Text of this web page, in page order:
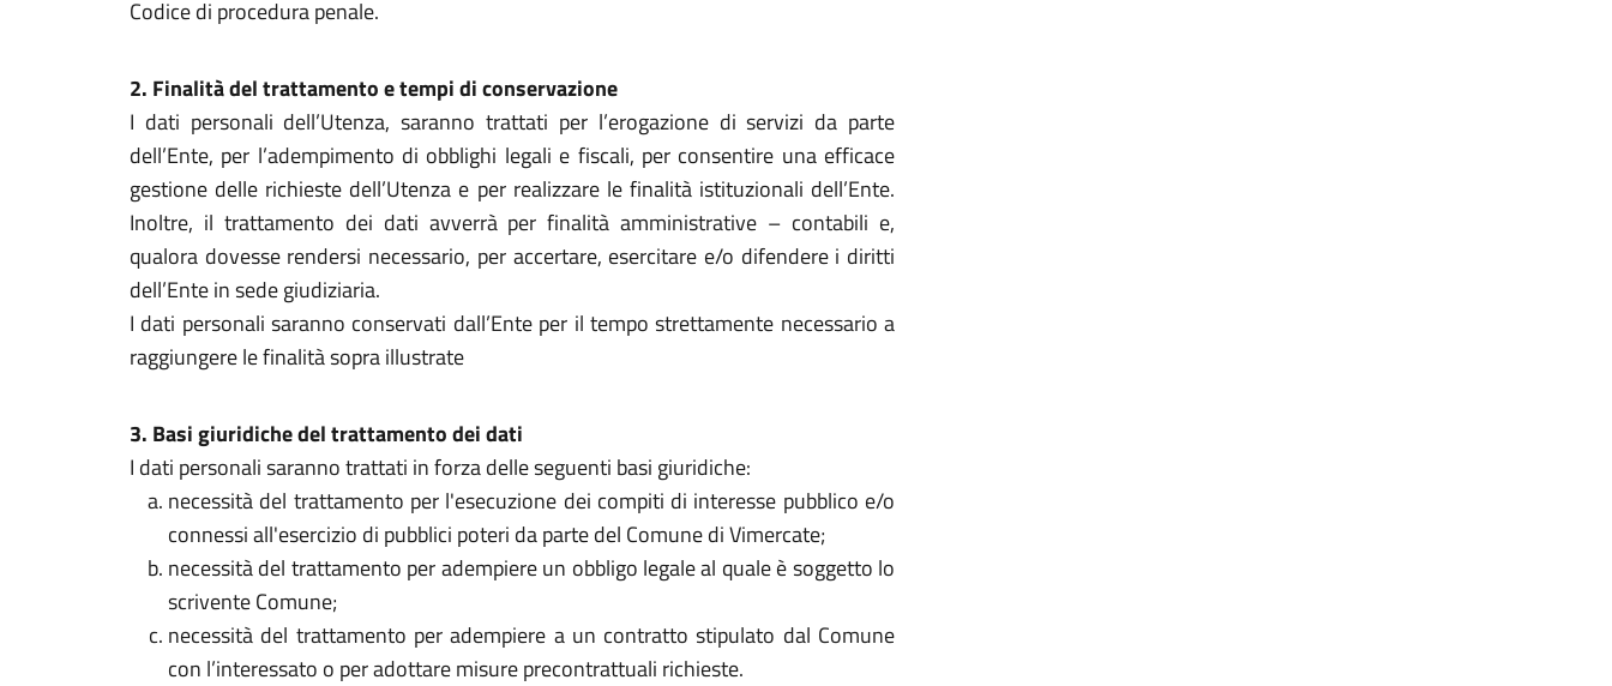
Codice di procedura penale.
2. Finalità del trattamento e tempi di conservazione
I dati personali dell’Utenza, saranno trattati per l’erogazione di servizi da parte
dell’Ente, per l’adempimento di obblighi legali e fiscali, per consentire una efficace
gestione delle richieste dell’Utenza e per realizzare le finalità istituzionali dell’Ente.
Inoltre, il trattamento dei dati avverrà per finalità amministrative – contabili e,
qualora dovesse rendersi necessario, per accertare, esercitare e/o difendere i diritti
dell’Ente in sede giudiziaria.
I dati personali saranno conservati dall’Ente per il tempo strettamente necessario a
raggiungere le finalità sopra illustrate
3. Basi giuridiche del trattamento dei dati
I dati personali saranno trattati in forza delle seguenti basi giuridiche:
necessità del trattamento per l'esecuzione dei compiti di interesse pubblico e/o
connessi all'esercizio di pubblici poteri da parte del Comune di Vimercate;
necessità del trattamento per adempiere un obbligo legale al quale è soggetto lo
scrivente Comune;
necessità del trattamento per adempiere a un contratto stipulato dal Comune
con l’interessato o per adottare misure precontrattuali richieste.